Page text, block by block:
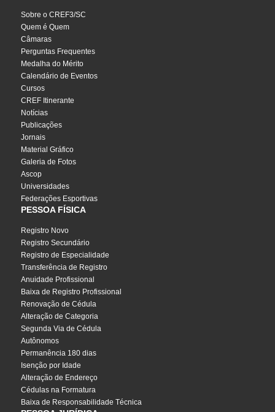
Sobre o CREF3/SC
Quem é Quem
Câmaras
Perguntas Frequentes
Medalha do Mérito
Calendário de Eventos
Cursos
CREF Itinerante
Notícias
Publicações
Jornais
Material Gráfico
Galeria de Fotos
Ascop
Universidades
Federações Esportivas
PESSOA FÍSICA
Registro Novo
Registro Secundário
Registro de Especialidade
Transferência de Registro
Anuidade Profissional
Baixa de Registro Profissional
Renovação de Cédula
Alteração de Categoria
Segunda Via de Cédula
Autônomos
Permanência 180 dias
Isenção por Idade
Alteração de Endereço
Cédulas na Formatura
Baixa de Responsabilidade Técnica